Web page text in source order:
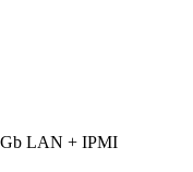
LAN + IPMI